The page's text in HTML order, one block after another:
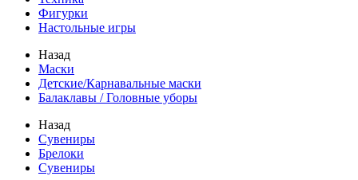
Фигурки
Настольные игры
Назад
Маски
Детские/Карнавальные маски
Балаклавы / Головные уборы
Назад
Сувениры
Брелоки
Сувениры